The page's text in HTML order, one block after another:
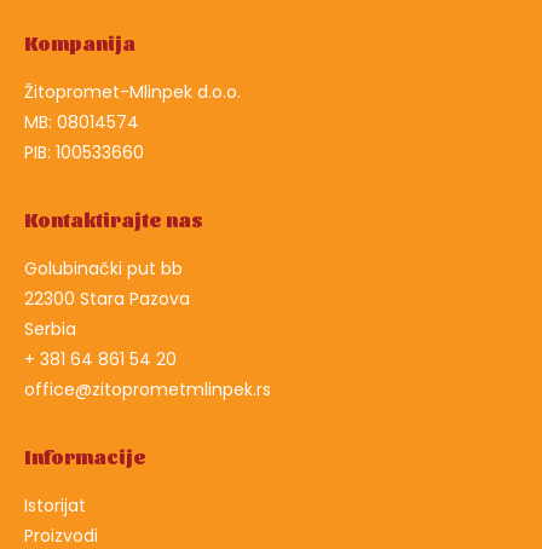
Kompanija
Žitopromet-Mlinpek d.o.o.
MB: 08014574
PIB: 100533660
Kontaktirajte nas
Golubinački put bb
22300 Stara Pazova
Serbia
+ 381 64 861 54 20
office@zitoprometmlinpek.rs
Informacije
Istorijat
Proizvodi